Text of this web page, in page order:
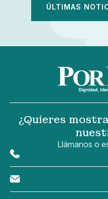
ÚLTIMAS
¿Quieres
Llámanos o